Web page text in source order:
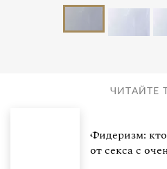
ЧИТАЙТЕ
Фидеризм:
от секса с